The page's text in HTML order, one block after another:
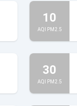
10
AQI PM2.5
30
AQI PM2.5